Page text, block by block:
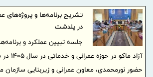
اعضای شورای تأمین و جمعی از مسئولان ذی‌ربط،
به شماره‌گذاری خودروهای پلاک منطقه آزاد ماکو
تشریح برنامه‌ها و پروژه‌های
در پلدشت
جلسه تبیین عملکرد و
آزاد
حضور نورمحمدی، معاون عمرانی و زیربنایی سازمان